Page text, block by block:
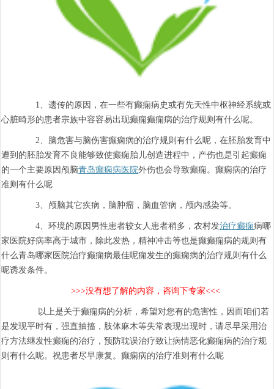
1、遗传的原因，在一些有癫痫病史或有先天性中枢神经系统或
心脏畸形的患者宗族中容容易出现癫痫癫痫病的治疗规则有什么呢。
2、脑危害与脑伤害癫痫病的治疗规则有什么呢，在胚胎发育中
遭到的胚胎发育不良能够致使癫痫胎儿创造进程中，产伤也是引起癫痫
的一个主要原因颅脑青岛癫痫病医院外伤也会导致癫痫。癫痫病的治疗
准则有什么呢
3、颅脑其它疾病，脑肿瘤，脑血管病，颅内感染等。
4、环境的原因男性患者较女人患者稍多，农村发治疗癫痫病哪
家医院好病率高于城市，除此发热，精神冲击等也是癫癫痫病的规则有
什么青岛哪家医院治疗癫痫病最佳呢痫发生的癫痫病的治疗规则有什么
呢诱发条件。
>>>没有想了解的内容，咨询下专家<<<
以上是关于癫痫病的分析，希望对您有的危害性，因而咱们若
是发现平时有，强直抽搐，肢体麻木等失常表现出现时，请尽早采用治
疗方法继发性癫痫的治疗，预防耽误治疗致让病情恶化癫痫病的治疗规
则有什么呢。祝患者尽早康复。癫痫病的治疗准则有什么呢